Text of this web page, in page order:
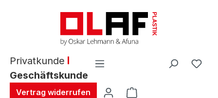
Privatkunde
Geschäftskunde
Vertrag widerrufen Warenkorb enthält